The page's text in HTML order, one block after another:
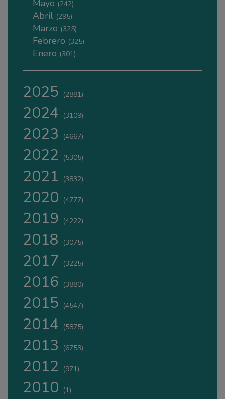
Mayo (242)
Abril (295)
Marzo (325)
Febrero (325)
Enero (301)
2025 (2881)
2024 (3109)
2023 (4667)
2022 (5305)
2021 (3832)
2020 (4777)
2019 (4222)
2018 (3075)
2017 (3225)
2016 (3880)
2015 (4547)
2014 (5875)
2013 (6753)
2012 (971)
2010 (1)